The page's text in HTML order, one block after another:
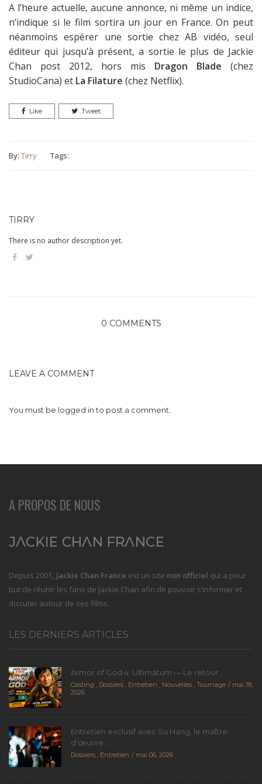
A l’heure actuelle, aucune annonce, ni même un indice,
n’indique si le film sortira un jour en France. On peut
néanmoins espérer une sortie chez AB vidéo, seul
éditeur qui jusqu’à présent, a sortie le plus de Jackie
Chan post 2012, hors mis Dragon Blade (chez
StudioCana) et La Filature (chez Netflix).
Like Tweet
By: Tirry Tags:
TIRRY
There is no author description yet.
0 COMMENTS
LEAVE A COMMENT
You must be logged into post a comment.
A PROPOS DE NOUS
Depuis 2001, Jackie Chan France est un site non officiel qui a pour
but de réunir les fans de Jackie Chan afin de pouvoir s’informer et
discuter autour de ses films.
LES DERNIERS ARTICLES
Armor of God 4: Ultimatum — Le retour...
Casting Dossiers Entretien Nouvelles Tournage
mai 18,
2026
Entretien exclusif avec Su Hang, le maître
d’œuvre...
Dossiers Entretien mai 06, 2026